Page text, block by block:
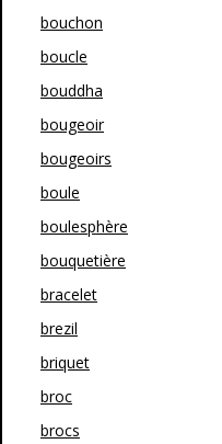
bouchon
boucle
bouddha
bougeoir
bougeoirs
boule
boulesphère
bouquetière
bracelet
brezil
briquet
broc
brocs